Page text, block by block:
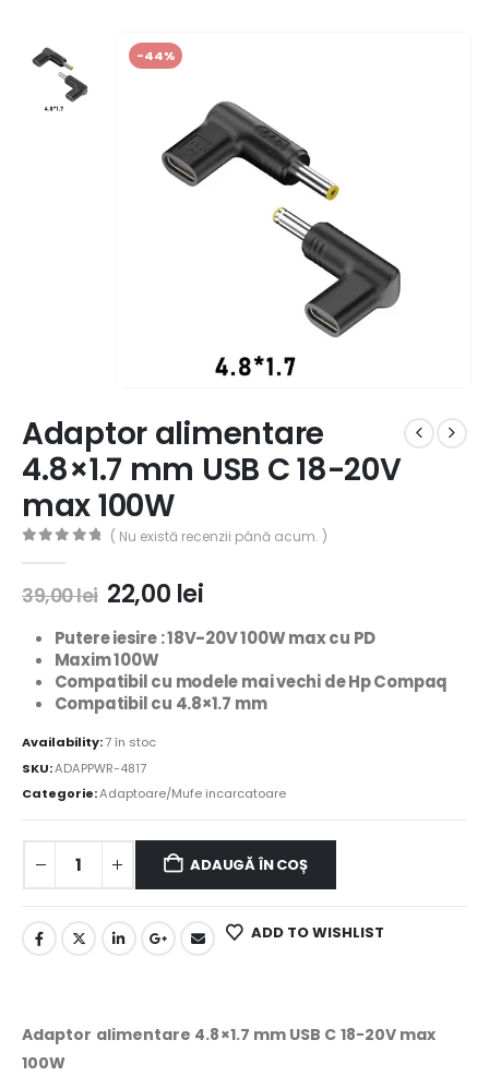
-44%
Adaptor alimentare
4.8×1.7 mm USB C 18-20V
max 100W
( Nu există recenzii până acum. )
39,00lei 22,00 lei
Putere iesire : 18V-20V 100W max cu PD
Maxim 100W
Compatibil cu modele mai vechi de Hp Compaq
Compatibil cu 4.8×1.7 mm
Availability:7 în stoc
SKU:ADAPPWR-4817
Categorie:Adaptoare/Mufe incarcatoare
ADAUGĂ ÎN COȘ
ADD TO WISHLIST
Adaptor alimentare 4.8×1.7 mm USB C 18-20V max
100W